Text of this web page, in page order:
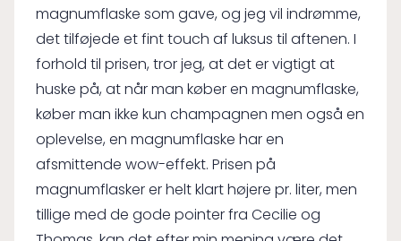
magnumflaske som gave, og jeg vil indrømme,
det tilføjede et fint touch af luksus til aftenen. I
forhold til prisen, tror jeg, at det er vigtigt at
huske på, at når man køber en magnumflaske,
køber man ikke kun champagnen men også en
oplevelse, en magnumflaske har en
afsmittende wow-effekt. Prisen på
magnumflasker er helt klart højere pr. liter, men
tillige med de gode pointer fra Cecilie og